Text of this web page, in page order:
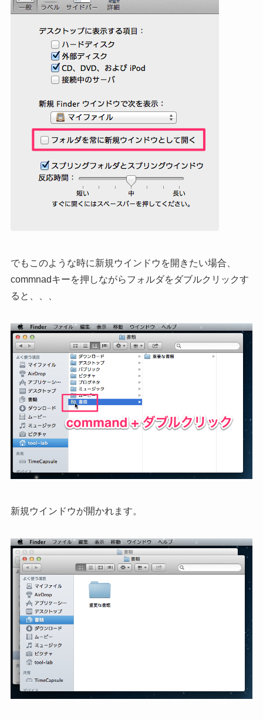
でもこのような時に新規ウインドウを開きたい場合、
commnadキーを押しながらフォルダをダブルクリックす
ると、、、
新規ウインドウが開かれます。